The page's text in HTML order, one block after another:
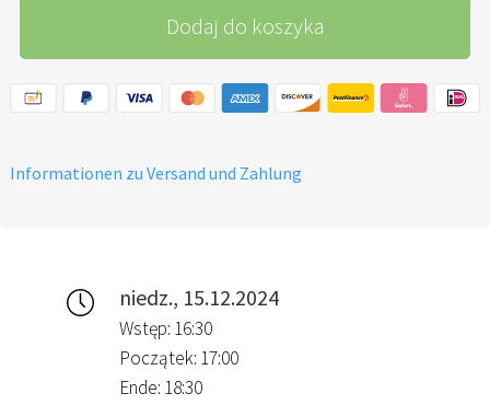
Dodaj do koszyka
Informationen zu Versand und Zahlung
niedz., 15.12.2024
Wstęp: 16:30
Początek: 17:00
Ende: 18:30